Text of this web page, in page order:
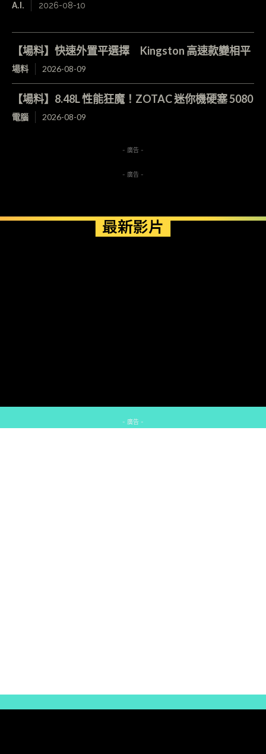
A.I. 2026-08-10
【場料】快速外置平選擇 Kingston 高速款變相平
場料 2026-08-09
【場料】8.48L 性能狂魔！ZOTAC 迷你機硬塞 5080
電腦 2026-08-09
- 廣告 -
- 廣告 -
最新影片
- 廣告 -